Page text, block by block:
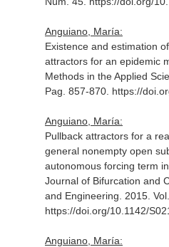
Anguiano, María:
Existence and estimation
attractors for an epidemic
Methods in the Applied
Pag. 857-870. https://
Anguiano, María:
Pullback attractors for a
general nonempty open
autonomous forcing term
Journal of Bifurcation and
and Engineering . 2015.
https://doi.org/10.1142/
Anguiano, María: